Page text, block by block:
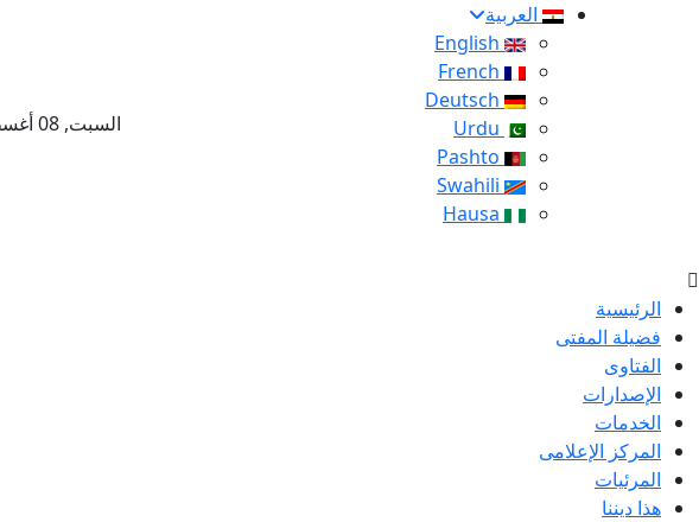
العربية
السبت, 08 أغسطس 2026 – 25 صفر 1448 هـ
الرئيسية
فضيلة المفتى
الفتاوى
الإصدارات
الخدمات
المركز الإعلامى
المرئيات
هذا ديننا